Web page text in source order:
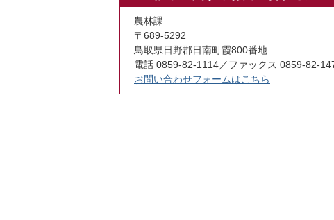
農林課
〒689-5292
鳥取県日野郡日南町霞800番地
電話 0859-82-1114／ファックス 0859-82-
お問い合わせフォームはこちら